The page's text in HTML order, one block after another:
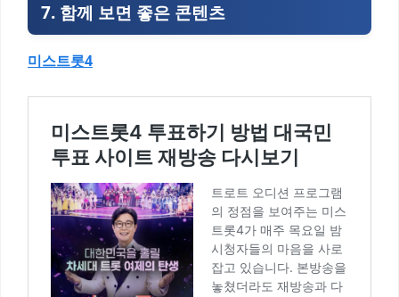
7. 함께 보면 좋은 콘텐츠
미스트롯4